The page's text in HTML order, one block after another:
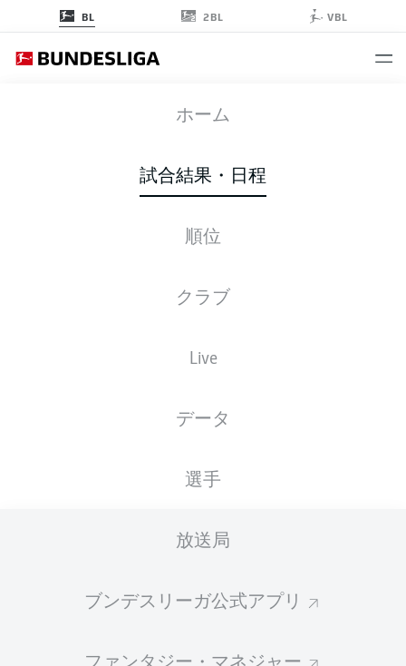
BL 2BL VBL
ホーム
試合結果・日程
順位
クラブ
Live
データ
選手
放送局
ブンデスリーガ公式アプリ
ファンタジー・マネジャー
RBL BOC
4 0
スターティングメンバー
T. Werner 15'